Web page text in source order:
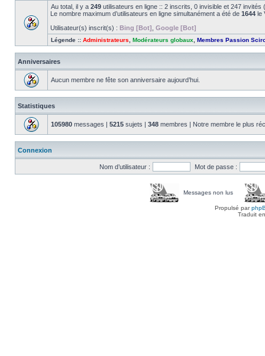
Au total, il y a 249 utilisateurs en ligne :: 2 inscrits, 0 invisible et 247
Le nombre maximum d’utilisateurs en ligne simultanément a été de 1644 le
Utilisateur(s) inscrit(s) : Bing [Bot] Google [Bot]
Légende :: Administrateurs Modérateurs globaux Membres Passion
Anniversaires
Aucun membre ne fête son anniversaire aujourd’hui.
Statistiques
105980 messages | 5215 sujets | 348 membres | Notre membre le plus
Connexion
Nom d’utilisateur : Mot de passe :
Messages non lus
Propulsé par
Traduit